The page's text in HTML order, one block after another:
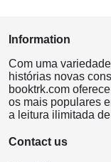
Information
Com uma
histórias novas
booktrk.com
os mais populares
a leitura ilimitada
Contact us